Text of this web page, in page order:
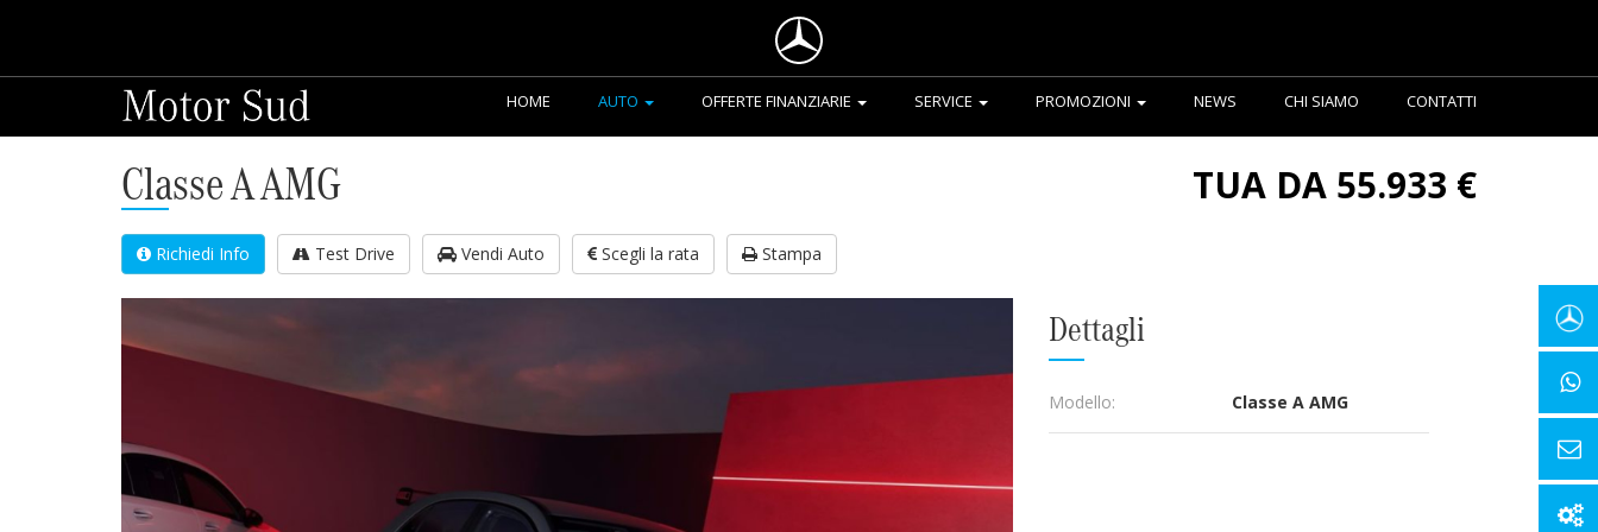
HOME AUTO OFFERTE FINANZIARIE SERVICE PROMOZIONI NEWS CHI SIAMO CONTATTI
Classe A AMG TUA DA 55.933 €
Richiedi Info Test Drive Vendi Auto Scegli la rata Stampa
Dettagli
Modello: Classe A AMG